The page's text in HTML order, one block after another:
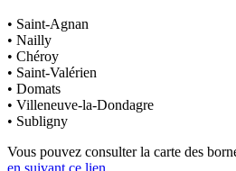
• Saint-Agnan
• Nailly
• Chéroy
• Saint-Valérien
• Domats
• Villeneuve-la-Dondagre
• Subligny
Vous pouvez consulter la carte des
en suivant ce lien.